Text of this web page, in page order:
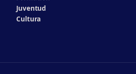
Juventud
Cultura